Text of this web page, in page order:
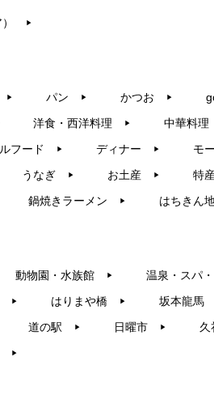
▶︎
▶︎ パン ▶︎ かつお ▶︎
洋食・西洋料理 ▶︎ 中華料理
フード ▶︎ ディナー ▶︎ モ
うなぎ ▶︎ お土産 ▶︎ 特
鍋焼きラーメン ▶︎ はちきん
動物園・水族館 ▶︎ 温泉・スパ
▶︎ はりまや橋 ▶︎ 坂本龍馬
道の駅 ▶︎ 日曜市 ▶︎ 久
▶︎